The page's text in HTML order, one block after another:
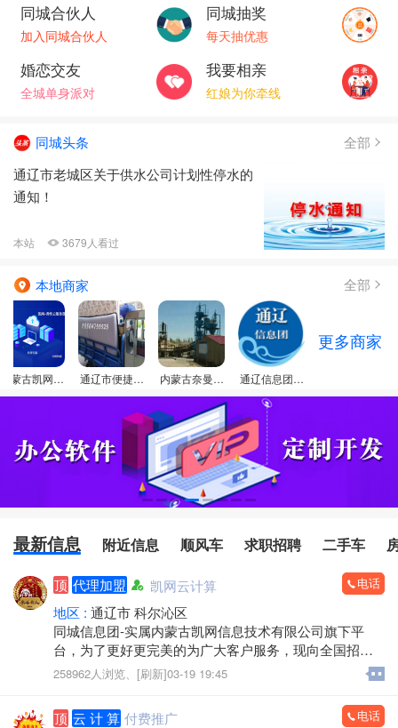
同城合伙人
加入同城合伙人
同城抽奖
每天抽优惠
婚恋交友
全城单身派对
我要相亲
红娘为你牵线
同城头条
全部
通辽市老城区关于供水公司计划性停水的
通知！
本站 3679人看过
本地商家 全部
内蒙古凯网信
息技术有限公
通辽市便捷个
体搬家服务
内蒙古奈曼旗
昂乃型砂厂
通辽信息团门
店
更多商家
最新信息 附近信息 顺风车 求职招聘 二手车
顶 代理加盟 凯网云计算 电话
地区 : 通辽市 科尔沁区
同城信息团-实属内蒙古凯网信息技术有限公司旗下平
台，为了更好更完美的为广大客户服务，现向全国招聘
省,市,县,镇级管理站长，年龄不限有网络爱好和事业心强
者优先，每个级别只招一名，额满为止。
详情登录:https://www.tlxxt.cn/
258962人浏览、 [刷新]03-19 19:45
顶 云 计 算 付费推广 电话